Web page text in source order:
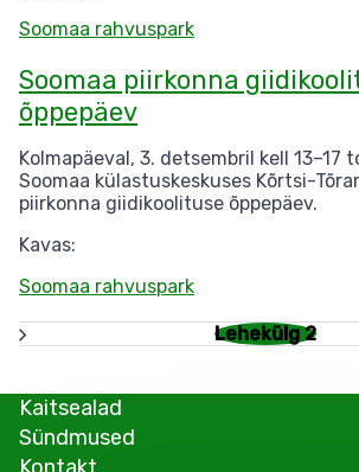
Soomaa rahvuspark
Soomaa piirkonna
õppepäev
Kolmapäeval, 3. detsembril kell 13–17
Soomaa külastuskeskuses Kõrtsi-
piirkonna giidikoolituse õppepäev.
Kavas:
Soomaa rahvuspark
Lehekülg 2
Kaitsealad
Sündmused